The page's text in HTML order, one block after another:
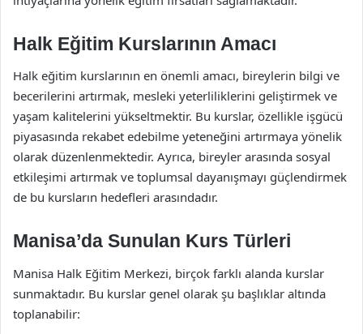
Halk Eğitim Kurslarının Amacı
Halk eğitim kurslarının en önemli amacı, bireylerin bilgi ve
becerilerini artırmak, mesleki yeterliliklerini geliştirmek ve
yaşam kalitelerini yükseltmektir. Bu kurslar, özellikle işgücü
piyasasında rekabet edebilme yeteneğini artırmaya yönelik
olarak düzenlenmektedir. Ayrıca, bireyler arasında sosyal
etkileşimi artırmak ve toplumsal dayanışmayı güçlendirmek
de bu kursların hedefleri arasındadır.
Manisa’da Sunulan Kurs Türleri
Manisa Halk Eğitim Merkezi, birçok farklı alanda kurslar
sunmaktadır. Bu kurslar genel olarak şu başlıklar altında
toplanabilir: